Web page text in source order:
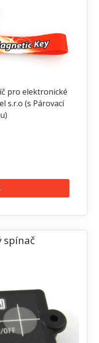
pro elektronické
s.r.o (s Párovací
spínač